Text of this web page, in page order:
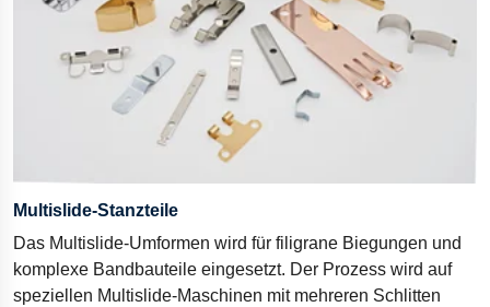
Multislide-Stanzteile
Das Multislide-Umformen wird für filigrane Biegungen und
komplexe Bandbauteile eingesetzt. Der Prozess wird auf
speziellen Multislide-Maschinen mit mehreren Schlitten